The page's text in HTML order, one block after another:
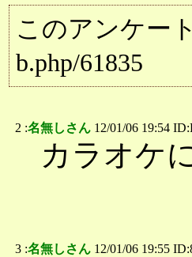
このアンケー
b.php/61835
2 :名無しさん 12/01/06 19:54
カラオケ
3 :名無しさん 12/01/06 19:55